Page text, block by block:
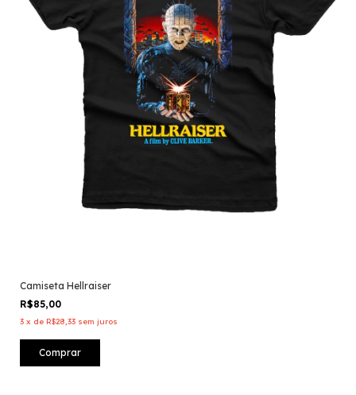
Camiseta Hellraiser
R$85,00
3 x de R$28,33 sem juros
Comprar